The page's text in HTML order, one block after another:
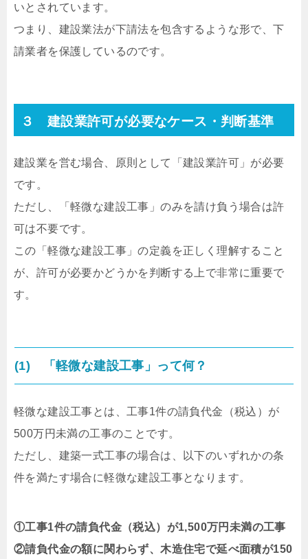
いとされています。
つまり、建設業法が下請法を包含するような形で、下
請業者を保護しているのです。
３ 建設業許可が必要なケース・判断基準
建設業を営む場合、原則として「建設業許可」が必要
です。
ただし、「軽微な建設工事」のみを請け負う場合は許
可は不要です。
この「軽微な建設工事」の定義を正しく理解すること
が、許可が必要かどうかを判断する上で非常に重要で
す。
(1) 「軽微な建設工事」って何？
軽微な建設工事とは、工事1件の請負代金（税込）が
500万円未満の工事のことです。
ただし、建築一式工事の場合は、以下のいずれかの条
件を満たす場合に軽微な建設工事となります。
①工事1件の請負代金（税込）が1,500万円未満の工事
②請負代金の額に関わらず、木造住宅で延べ面積が150